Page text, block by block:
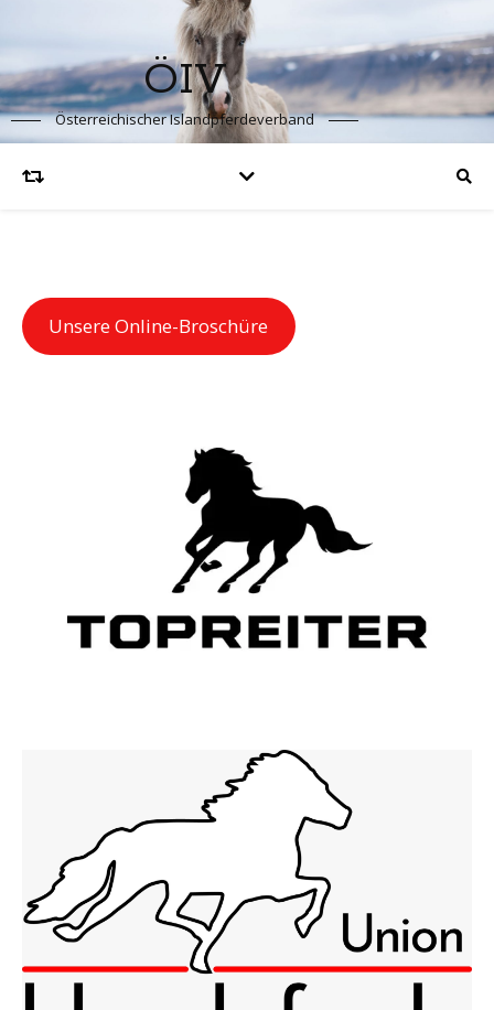
ÖIV
Österreichischer Islandpferdeverband
Unsere Online-Broschüre